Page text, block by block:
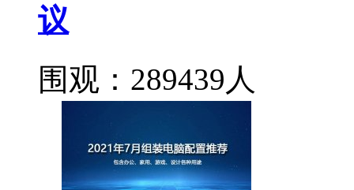
议
围观：289439人